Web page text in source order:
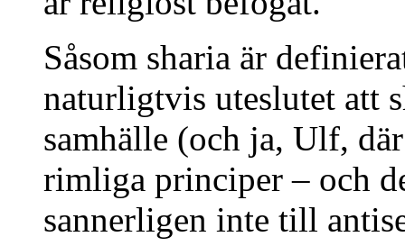
Såsom sharia är
naturligtvis uteslutet att
samhälle (och ja, Ulf,
rimliga principer – och
sannerligen inte till